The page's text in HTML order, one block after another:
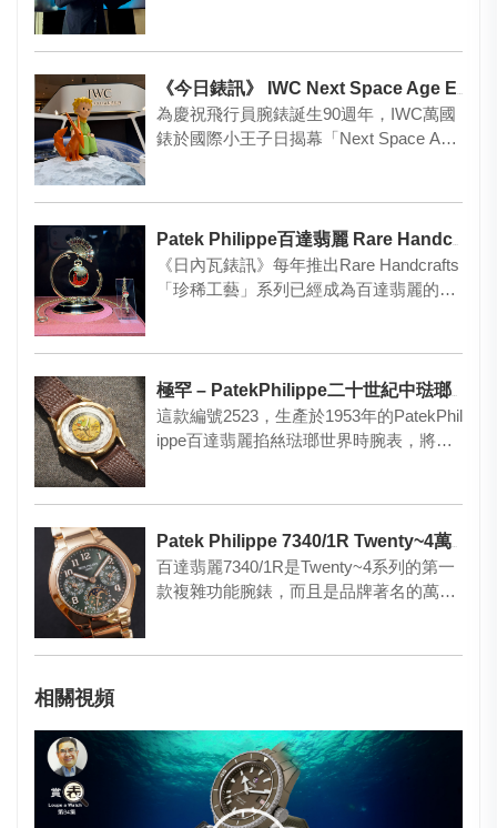
為慶祝飛行員腕錶誕生90週年，IWC萬國
錶於國際小王子日揭幕「Next Space Age
《日內瓦錶訊》每年推出Rare Handcrafts
「珍稀工藝」系列已經成為百達翡麗的傳
這款編號2523，生產於1953年的PatekPhil
ippe百達翡麗掐𢇁琺瑯世界時腕表，將會
百達翡麗7340/1R是Twenty~4系列的第一
款複雜功能腕錶，而且是品牌著名的萬年
相關視頻